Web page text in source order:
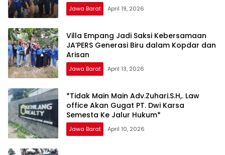
Jawa Barat April 19, 2026
Villa Empang Jadi Saksi Kebersamaan
JA’PERS Generasi Biru dalam Kopdar dan
Arisan
Jawa Barat April 13, 2026
*Tidak Main Main Adv.Zuhari.S.H,. Law
office Akan Gugat PT. Dwi Karsa
Semesta Ke Jalur Hukum*
Jawa Barat April 10, 2026